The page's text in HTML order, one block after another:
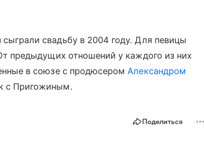
свадьбу в 2004 году. Для певицы
предыдущих отношений у каждого из них
в союзе с продюсером Александром
с Пригожиным.
Поделиться